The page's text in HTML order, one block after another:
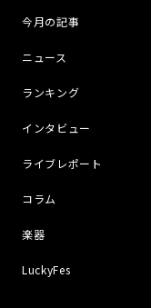
今月の記事
ニュース
ランキング
インタビュー
ライブレポート
コラム
楽器
LuckyFes